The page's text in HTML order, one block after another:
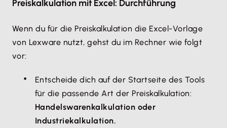
Preiskalkulation mit Excel: Durchführung
Wenn du für die Preiskalkulation die Excel-Vorlage
von Lexware nutzt, gehst du im Rechner wie folgt
vor:
Entscheide dich auf der Startseite des Tools
für die passende Art der Preiskalkulation:
Handelswarenkalkulation oder
Industriekalkulation.